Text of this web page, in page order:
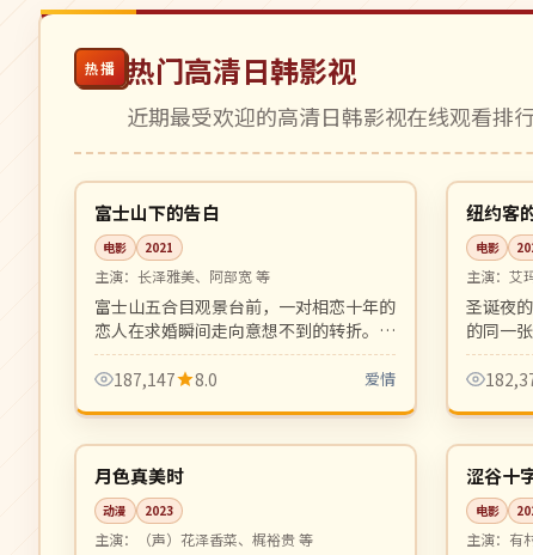
热播 热门高清日韩影视
近期最受欢迎的高清日韩影视在线观看排
日本
高分 99:33
富士山下的告白
电影 2021
主演： 长泽雅美、阿部宽 等
富士山五合目观景台前，一对相恋十年的
恋人在求婚瞬间走向意想不到的转折。山
岳风光与情感纠葛交织的成人爱情片。
187,147
8.0 爱情
美国
高分
纽约客
电影
主演：艾
圣诞夜
的同一
圣诞档
日本
高分 96:41
月色真美时
动漫 2023
主演： （声）花泽香菜、梶裕贵 等
日本
高分
涩谷十
电影
主演： 有